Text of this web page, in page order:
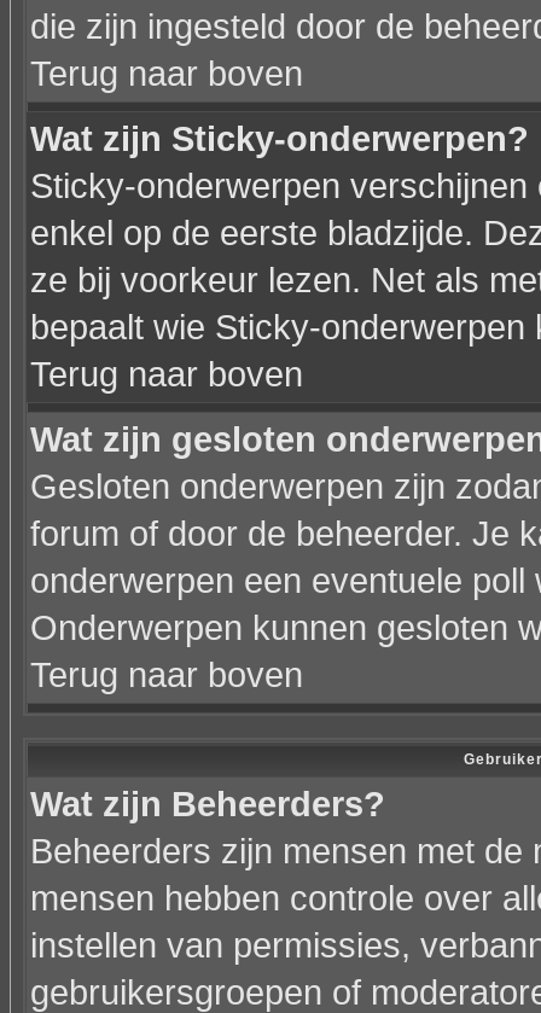
die zijn ingesteld door de
Terug naar boven
Wat zijn Sticky-onderwerpen?
Sticky-onderwerpen
enkel op de eerste bladzijde.
ze bij voorkeur lezen. Net als
bepaalt wie Sticky-
Terug naar boven
Wat zijn gesloten
Gesloten onderwerpen zijn
forum of door de beheerder. Je
onderwerpen een eventuele
Onderwerpen kunnen gesloten
Terug naar boven
Wat zijn Beheerders?
Beheerders zijn mensen met
mensen hebben controle over
instellen van permissies,
gebruikersgroepen of